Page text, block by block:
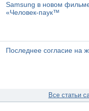
Samsung в новом
«Человек-паук™
Последнее согласие на
Все статьи